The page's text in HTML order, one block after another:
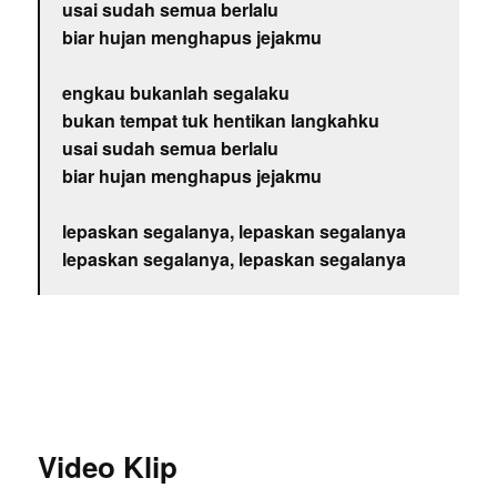
usai sudah semua berlalu
biar hujan menghapus jejakmu
engkau bukanlah segalaku
bukan tempat tuk hentikan langkahku
usai sudah semua berlalu
biar hujan menghapus jejakmu
lepaskan segalanya, lepaskan segalanya
lepaskan segalanya, lepaskan segalanya
Video Klip